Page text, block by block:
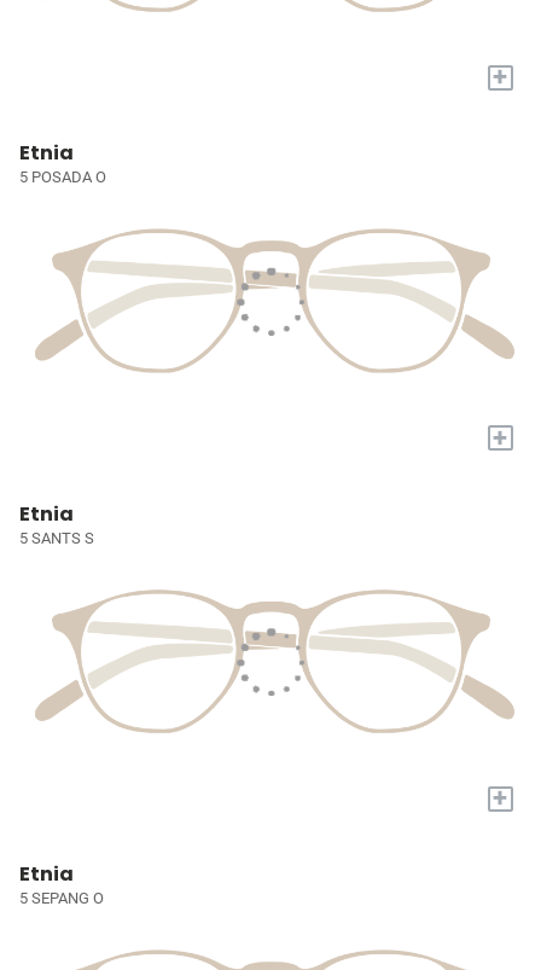
+
Etnia
5 POSADA O
+
Etnia
5 SANTS S
+
Etnia
5 SEPANG O